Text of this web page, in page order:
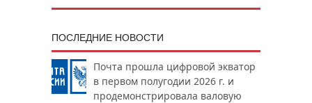
ПОСЛЕДНИЕ НОВОСТИ
Почта прошла цифровой экватор
в первом полугодии 2026 г. и
продемонстрировала валовую